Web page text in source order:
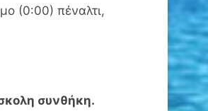
(0:00) πέναλτι,
συνθήκη.